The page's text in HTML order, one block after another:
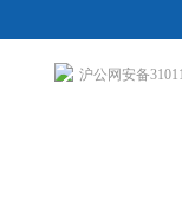
沪公网安备